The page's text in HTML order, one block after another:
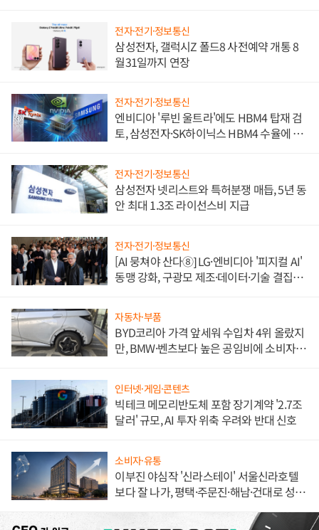
전자·전기·정보통신
삼성전자, 갤럭시Z 폴드8 사전예약 개통 8
월31일까지 연장
전자·전기·정보통신
엔비디아 '루빈 울트라'에도 HBM4 탑재 검
토, 삼성전자·SK하이닉스 HBM4 수율에 주
전자·전기·정보통신
삼성전자 넷리스트와 특허분쟁 매듭, 5년 동
안 최대 1.3조 라이선스비 지급
전자·전기·정보통신
[AI 뭉쳐야 산다⑧] LG·엔비디아 '피지컬 AI'
동맹 강화, 구광모 제조·데이터·기술 결집
자동차·부품
BYD코리아 가격 앞세워 수입차 4위 올랐지
만, BMW·벤츠보다 높은 공임비에 소비자
인터넷·게임·콘텐츠
빅테크 메모리반도체 포함 장기계약 '2.7조
달러' 규모, AI 투자 위축 우려와 반대 신호
소비자·유통
이부진 야심작 '신라스테이' 서울신라호텔
보다 잘 나가, 평택·주문진·해남·건대로 성